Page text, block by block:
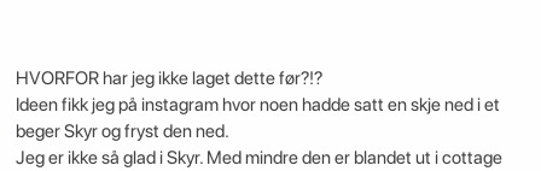
HVORFOR har jeg ikke laget dette før?!?
Ideen fikk jeg på instagram hvor noen hadde satt en skje ned i et
beger Skyr og fryst den ned.
Jeg er ikke så glad i Skyr. Med mindre den er blandet ut i cottage